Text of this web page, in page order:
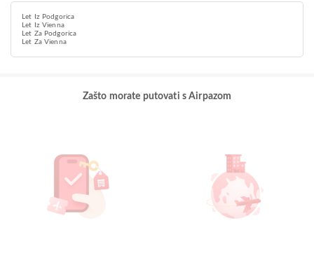
Let Iz Podgorica
Let Iz Vienna
Let Za Podgorica
Let Za Vienna
Zašto morate putovati s Airpazom